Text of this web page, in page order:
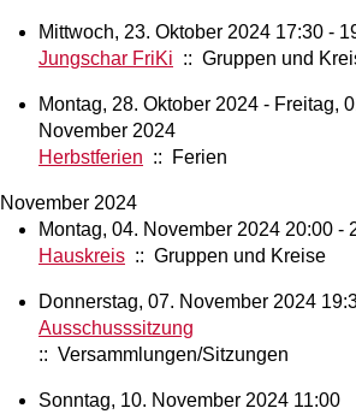
Mittwoch, 23. Oktober 2024 17:30 -
Jungschar FriKi :: Gruppen und
Montag, 28. Oktober 2024 - Freitag,
November 2024
Herbstferien :: Ferien
November 2024
Montag, 04. November 2024 20:00 -
Hauskreis :: Gruppen und Kreise
Donnerstag, 07. November 2024
Ausschusssitzung
:: Versammlungen/Sitzungen
Sonntag, 10. November 2024 11:00